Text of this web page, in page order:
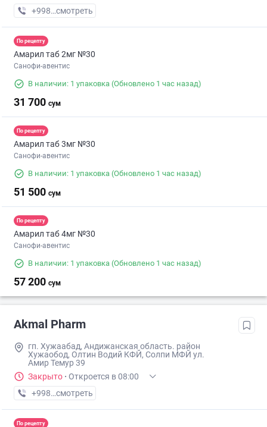
+998 (90) XXX-XX-XX
смотреть
По рецепту
Амарил таб 2мг №30
Санофи-авентис
В наличии: 1 упаковка (Обновлено 1 час назад)
31 700 сум
По рецепту
Амарил таб 3мг №30
Санофи-авентис
В наличии: 1 упаковка (Обновлено 1 час назад)
51 500 сум
По рецепту
Амарил таб 4мг №30
Санофи-авентис
В наличии: 1 упаковка (Обновлено 1 час назад)
57 200 сум
Akmal Pharm
гп. Хужаабад, Андижанская область. район
Хужаобод, Олтин Водий КФЙ, Солпи МФЙ ул.
Амир Темур 39
Закрыто · Откроется в 08:00
+998 (90) XXX-XX-XX
смотреть
По рецепту